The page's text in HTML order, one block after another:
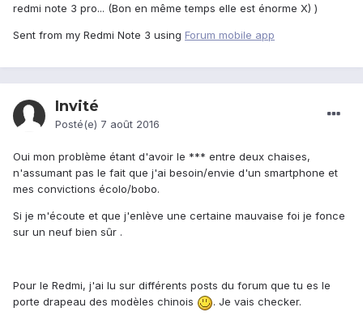
redmi note 3 pro... (Bon en même temps elle est énorme X) )
Sent from my Redmi Note 3 using Forum mobile app
Invité
Posté(e) 7 août 2016
Oui mon problème étant d'avoir le *** entre deux chaises,
n'assumant pas le fait que j'ai besoin/envie d'un smartphone et
mes convictions écolo/bobo.
Si je m'écoute et que j'enlève une certaine mauvaise foi je fonce
sur un neuf bien sûr .
Pour le Redmi, j'ai lu sur différents posts du forum que tu es le
porte drapeau des modèles chinois
. Je vais checker.